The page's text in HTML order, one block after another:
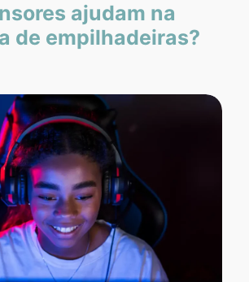
ajudam na
de empilhadeiras?